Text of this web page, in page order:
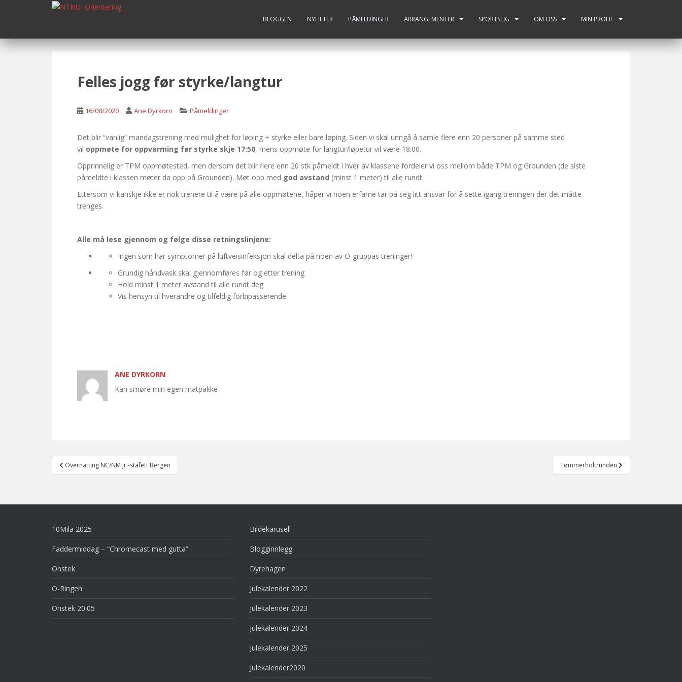
p
BLOGGEN NYHETER PÅMELDINGER ARRANGEMENTER SPORTSLIG OM OSS MIN PROFIL
Felles jogg før styrke/langtur
16/08/2020 Ane Dyrkorn Påmeldinger
Det blir “vanlig” mandagstrening med mulighet for løping + styrke eller bare løping. Siden vi skal unngå å samle flere enn 20 personer på samme sted
vil oppmøte for oppvarming før styrke skje 17:50, mens oppmøte for langtur/løpetur vil være 18:00.
Opprinnelig er TPM oppmøtested, men dersom det blir flere enn 20 stk påmeldt i hver av klassene fordeler vi oss mellom både TPM og Grounden (de siste
påmeldte i klassen møter da opp på Grounden). Møt opp med god avstand (minst 1 meter) til alle rundt.
Ettersom vi kanskje ikke er nok trenere til å være på alle oppmøtene, håper vi noen erfarne tar på seg litt ansvar for å sette igang treningen der det måtte
trenges.
Alle må lese gjennom og følge disse retningslinjene:
Ingen som har symptomer på luftveisinfeksjon skal delta på noen av O-gruppas treninger!
Grundig håndvask skal gjennomføres før og etter trening
Hold minst 1 meter avstand til alle rundt deg
Vis hensyn til hverandre og tilfeldig forbipasserende
ANE DYRKORN
Kan smøre min egen matpakke
Post
navigation
Overnatting NC/NM jr.-stafett Bergen Tømmerholtrunden
10Mila 2025
Faddermiddag – “Chromecast med gutta”
Onstek
O-Ringen
Onstek 20.05
Bildekarusell
Blogginnlegg
Dyrehagen
Julekalender 2022
Julekalender 2023
Julekalender 2024
Julekalender 2025
Julekalender2020